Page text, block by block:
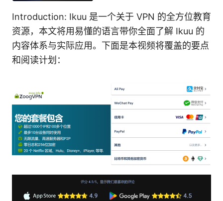
Introduction: Ikuu 是一个关于 VPN 的全方位教育
资源，本文将用易懂的语言带你全面了解 Ikuu 的
内容体系与实际应用。下面是本视频将覆盖的要点
和阅读计划：